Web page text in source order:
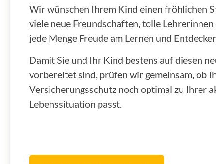
Wir wünschen Ihrem Kind einen fröhlichen
viele neue Freundschaften, tolle
jede Menge Freude am Lernen und
Damit Sie und Ihr Kind bestens auf diesen
vorbereitet sind, prüfen wir gemeinsam, ob
Versicherungsschutz noch optimal zu Ihrer
Lebenssituation passt.